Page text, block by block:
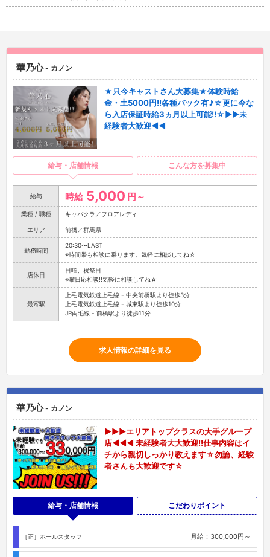
華乃心- カノン
★只今キャストさん大募集★体験時給
金・土5000円!!各種バック有♪☆更に今な
ら入店保証時給3ヵ月以上可能!!☆▶▶未
経験者大歓迎◀◀
給与・店舗情報 こんな方を募集中
給与 時給 5,000 円～
業種 / 職種 キャバクラ／フロアレディ
エリア 前橋／群馬県
勤務時間
20:30〜LAST
※時間帯も相談に乗ります。気軽に相談してね☆
店休日
日曜、祝祭日
※曜日応相談!!気軽に相談してね☆
最寄駅
上毛電気鉄道上毛線 - 中央前橋駅より徒歩3分
上毛電気鉄道上毛線 - 城東駅より徒歩10分
JR両毛線 - 前橋駅より徒歩11分
求人情報の詳細を見る
華乃心- カノン
▶▶▶エリアトップクラスの大手グループ
店◀◀◀ 未経験者大大歓迎!!仕事内容はイ
チから親切しっかり教えます☆勿論、経験
者さんも大歓迎です☆
給与・店舗情報 こだわりポイント
［正］ホールスタッフ 月給：300,000円～